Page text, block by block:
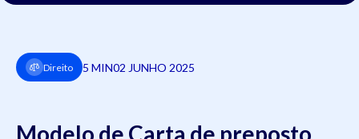
Direito 5 MIN02 JUNHO 2025
Modelo de Carta de preposto